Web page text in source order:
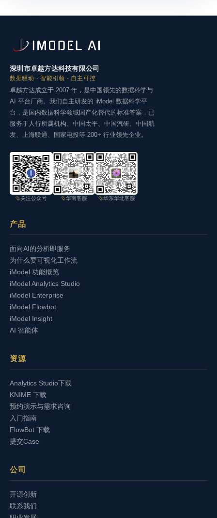
深圳市卓越方达科技有限公司
数据驱动 · 智能引领 · 自主可控
卓越方达成立于 2007 年，是中国领先的数据科学与
AI 平台厂商。我们自主研发的 iModel 数据科学平
台，是国内数据科学领域国产化替代的标准答案，已
服务于人行所属机构、中国太平、中国汽研、中国航
发、上海联通、国家电投等 200+ 行业领先企业。
关注公众号 华南客服 华东华北客服
产品
面向AI的分析即服务
为什么要可视化工作流
iModel 功能概览
iModel Analytics Studio
iModel Enterprise
iModel Flowbot
iModel Insight
AI 智能体
资源
Analytics Studio下载
KNIME 下载
预约演示与需求咨询
入门指南
FlowBot 下载
提交Case
公司
开源创新
联系我们